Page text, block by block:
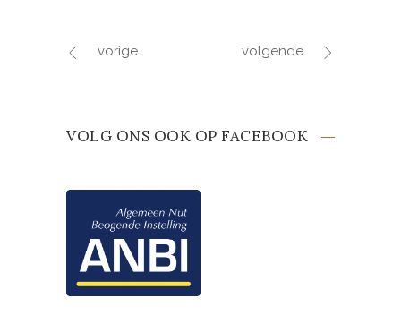
vorige volgende
VOLG ONS OOK OP FACEBOOK